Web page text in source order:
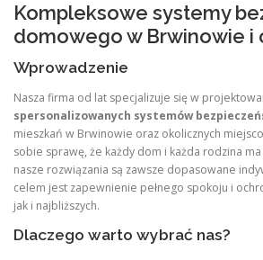
Kompleksowe systemy
domowego w Brwinowie i
Wprowadzenie
Nasza firma od lat specjalizuje się w
spersonalizowanych systemów
mieszkań w Brwinowie oraz okolicznych
sobie sprawę, że każdy dom i każda rodzina
nasze rozwiązania są zawsze dopasowane
celem jest zapewnienie pełnego spokoju i
jak i najbliższych.
Dlaczego warto wybrać nas?